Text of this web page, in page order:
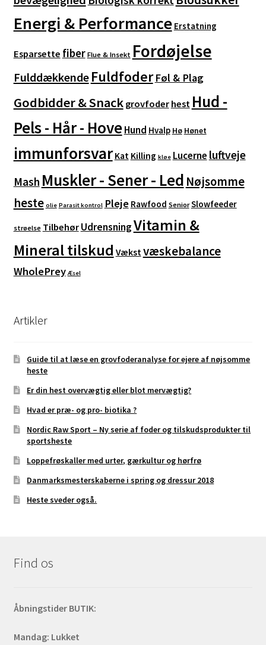
Energi & Performance Erstatning
Esparsette fiber Flue & Insekt Fordøjelse
Fulddækkende Fuldfoder Føl & Plag
Godbidder & Snack grovfoder hest Hud -
Pels - Hår - HoveHund Hvalp Hø Hønet
immunforsvar Kat Killing kløe Lucerne luftveje
Mash Muskler - Sener - Led Nøjsomme
heste olie Parasit kontrol Pleje Rawfood Senior Slowfeeder
strøelse Tilbehør UdrensningVitamin &
Mineral tilskud Vækstvæskebalance
WholePrey Æsel
Artikler
Guide til at læse en grovfoderanalyse for ejere af nøjsomme
heste
Er din hest overvægtig eller blot mervægtig?
Hvad er præ- og pro- biotika ?
Nordic Raw Sport – Ny serie af foder og tilskudsprodukter til
sportsheste
Loppefrøskaller med urter, gærkultur og hørfrø
Danmarksmesterskaberne i spring og dressur 2018
Heste sveder også.
Find os
Åbningstider BUTIK:
Mandag: Lukket